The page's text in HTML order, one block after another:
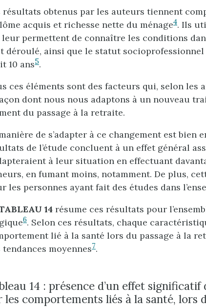
résultats obtenus par les auteurs tiennent
acquis et richesse nette du ménage4. Ils
permettent de connaître les conditions
déroulé, ainsi que le statut
10 ans5.
ces éléments sont des facteurs qui, selon
dont nous nous adaptons à un nouveau
du passage à la retraite.
de s’adapter à ce changement est
de l’étude concluent à un effet général
à leur situation en effectuant
en fumant moins, notamment. De plus,
les personnes ayant fait des études dans
14 résume ces résultats pour
6. Selon ces résultats, chaque
lié à la santé lors du passage à la
tendances moyennes7.
14 : présence d’un effet
les comportements liés à la santé, lors